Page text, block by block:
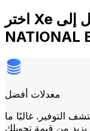
اختر Xe عند إرسال الأموال إلى PUNJAB
NATIONAL
معدلات أفضل
التوفير. غالبًا ما